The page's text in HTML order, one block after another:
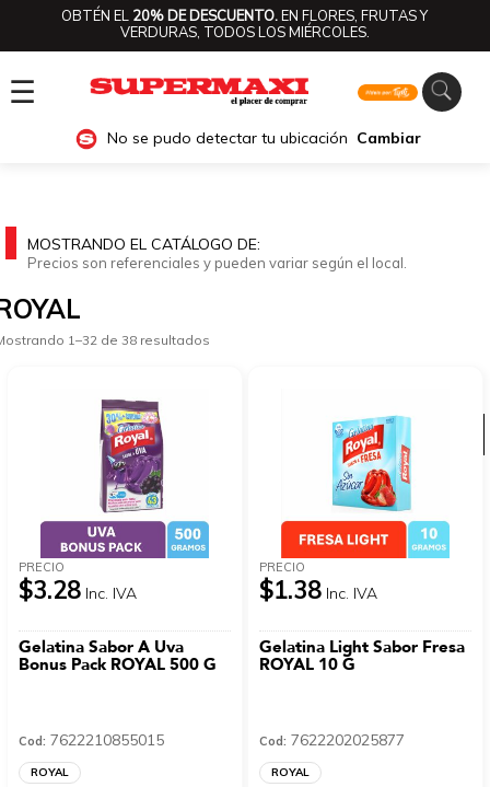
OBTÉN EL 20% DE DESCUENTO.EN FLORES, FRUTAS Y
VERDURAS, TODOS LOS MIÉRCOLES.
☰
No se pudo detectar tu ubicación Cambiar
Ver categorías
MOSTRANDO EL CATÁLOGO DE:
Precios son referenciales y pueden variar según el local.
1–32 de 38 resultados
PRECIO
$3.28 Inc. IVA
Gelatina Sabor A Uva
Bonus Pack ROYAL 500 G
Cod: 7622210855015
ROYAL
PRECIO
$1.38 Inc. IVA
Gelatina Light Sabor Fresa
ROYAL 10 G
Cod: 7622202025877
ROYAL